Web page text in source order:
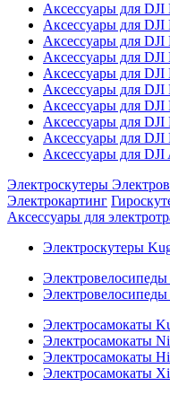
Аксессуары для DJI
Аксессуары для DJI
Аксессуары для
Аксессуары для
Аксессуары для
Аксессуары для DJI
Аксессуары для DJI
Аксессуары для DJI
Аксессуары для DJI
Аксессуары для DJI
Электроскутеры
Электрокартинг
Аксессуары для
Электроскутеры
Электровелосипеды
Электросамокаты
Электросамокаты
Электросамокаты
Электросамокаты